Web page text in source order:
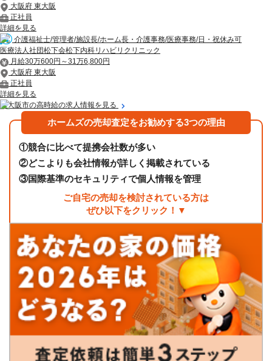
大阪府 東大阪
正社員
詳細を見る
介護福祉士/管理者/施設長/ホーム長・介護事務/医療事務/日・祝休み可
医療法人社団松下会松下内科リハビリクリニック
月給30万600円～31万6,800円
大阪府 東大阪
正社員
詳細を見る
東大阪市の高時給の求人情報を見る
ホームズの売却査定をお勧めする3つの理由
①競合に比べて提携会社数が多い
②どこよりも会社情報が詳しく掲載されている
③国際基準のセキュリティで個人情報を管理
ご自宅の売却を検討されている方は
ぜひ以下をクリック！▼